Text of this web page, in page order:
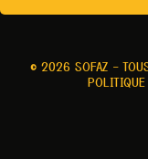
© 2026 SOFAZ –